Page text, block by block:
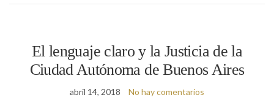
El lenguaje claro y la Justicia de la
Ciudad Autónoma de Buenos Aires
abril 14, 2018 No hay comentarios